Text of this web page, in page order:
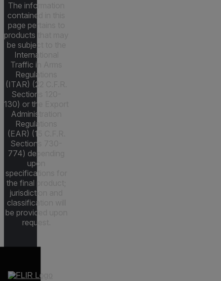
The information
contained in this
page pertains to
products that may
be subject to the
International
Traffic in Arms
Regulations
(ITAR) (22 C.F.R.
Sections 120-
130) or the Export
Administration
Regulations
(EAR) (15 C.F.R.
Sections 730-
774) depending
upon
specifications for
the final product;
jurisdiction and
classification will
be provided upon
request.